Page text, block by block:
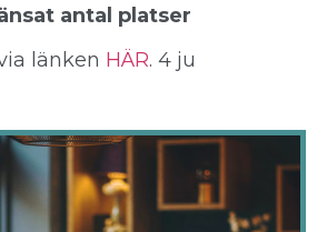
antal platser
länken HÄR. 4 ju